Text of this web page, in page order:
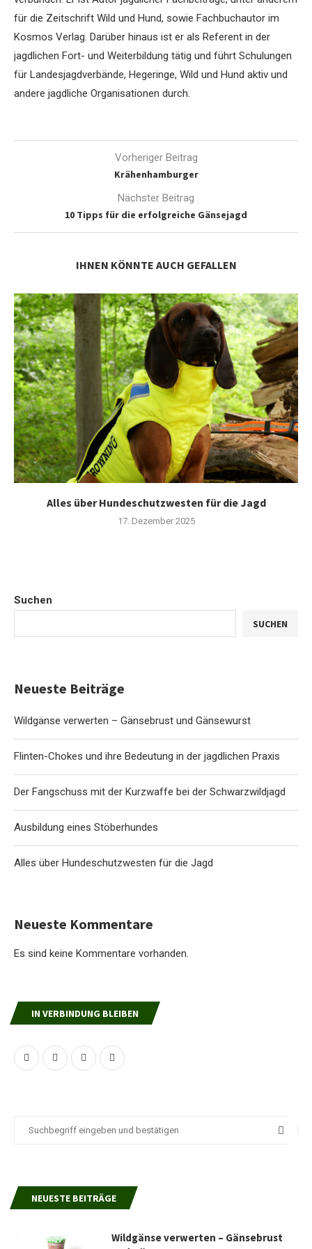
für die Zeitschrift Wild und Hund, sowie Fachbuchautor im
Kosmos Verlag. Darüber hinaus ist er als Referent in der
jagdlichen Fort- und Weiterbildung tätig und führt Schulungen
für Landesjagdverbände, Hegeringe, Wild und Hund aktiv und
andere jagdliche Organisationen durch.
Vorheriger Beitrag
Krähenhamburger
Nächster Beitrag
10 Tipps für die erfolgreiche Gänsejagd
IHNEN KÖNNTE AUCH GEFALLEN
Alles über Hundeschutzwesten für die Jagd
17. Dezember 2025
Suchen
SUCHEN
Neueste Beiträge
Wildgänse verwerten – Gänsebrust und Gänsewurst
Flinten-Chokes und ihre Bedeutung in der jagdlichen Praxis
Der Fangschuss mit der Kurzwaffe bei der Schwarzwildjagd
Ausbildung eines Stöberhundes
Alles über Hundeschutzwesten für die Jagd
Neueste Kommentare
Es sind keine Kommentare vorhanden.
IN VERBINDUNG BLEIBEN
NEUESTE BEITRÄGE
Wildgänse verwerten – Gänsebrust